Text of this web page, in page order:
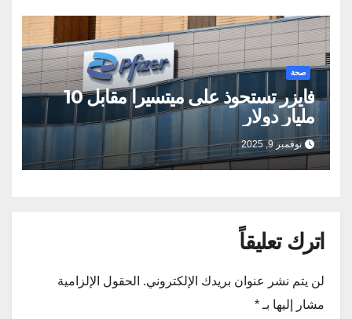
صحة
فايزر تستحوذ على ميتسيرا مقابل 10
مليار دولار
نوفمبر 9, 2025
اترك تعليقاً
لن يتم نشر عنوان بريدك الإلكتروني. الحقول الإلزامية
مشار إليها بـ *